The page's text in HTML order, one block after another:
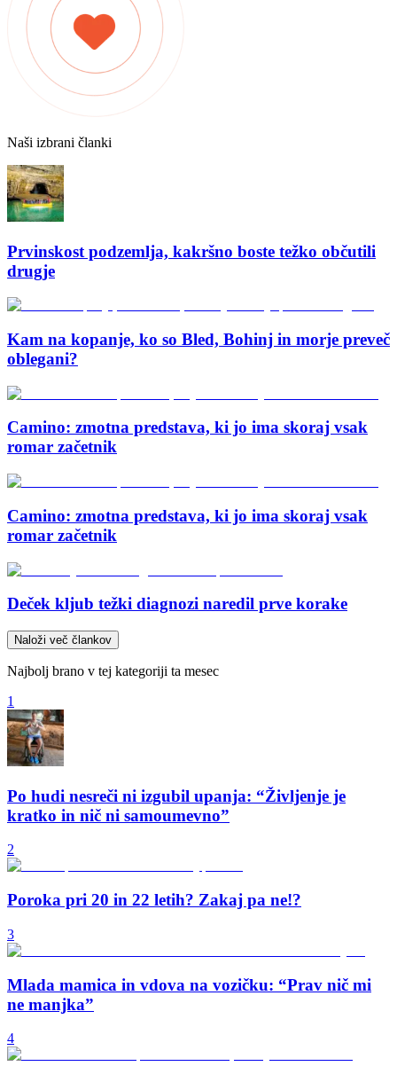
Naši izbrani članki
Prvinskost podzemlja, kakršno boste težko občutili
drugje
Kam na kopanje, ko so Bled, Bohinj in morje preveč
oblegani?
Camino: zmotna predstava, ki jo ima skoraj vsak
romar začetnik
Camino: zmotna predstava, ki jo ima skoraj vsak
romar začetnik
Deček kljub težki diagnozi naredil prve korake
Naloži več člankov
Najbolj brano v tej kategoriji ta mesec
1
Po hudi nesreči ni izgubil upanja: “Življenje je
kratko in nič ni samoumevno”
2
Poroka pri 20 in 22 letih? Zakaj pa ne!?
3
Mlada mamica in vdova na vozičku: “Prav nič mi
ne manjka”
4